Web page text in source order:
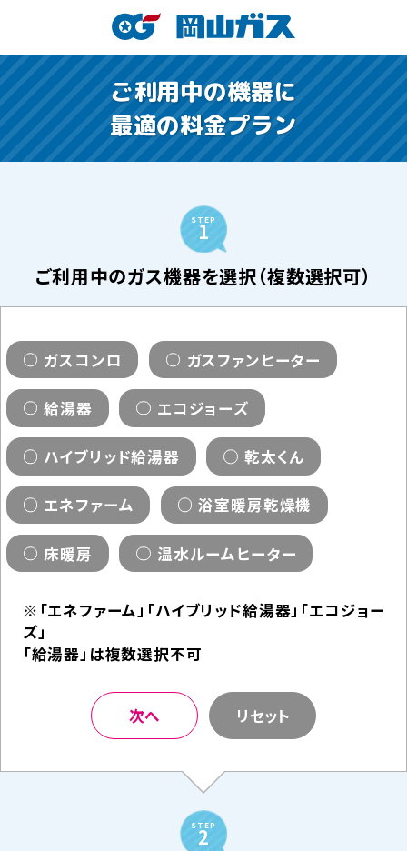
ご利用中の機器に
最適の料金プラン
STEP
1
ご利用中のガス機器を選択（複数選択可）
ガスコンロ ガスファンヒーター
給湯器 エコジョーズ
ハイブリッド給湯器 乾太くん
エネファーム 浴室暖房乾燥機
床暖房 温水ルームヒーター
※「エネファーム」「ハイブリッド給湯器」「エコジョー
ズ」
「給湯器」は複数選択不可
次へ リセット
STEP
2